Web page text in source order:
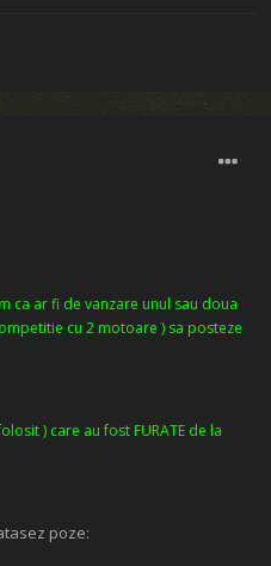
ca ar fi de vanzare unul sau doua
cu 2 motoare ) sa posteze
) care au fost FURATE de la
poze: